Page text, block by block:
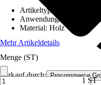
Verkauf durch: Procommerce
Artikeltyp
Anwendungsbereich
Material: Holz
Mehr Artikeldetails
Menge (ST)
1 ST